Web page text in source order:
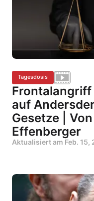
Tagesdosis
auf
Gesetze |
Effenberger
Aktualisiert am Feb. 15,